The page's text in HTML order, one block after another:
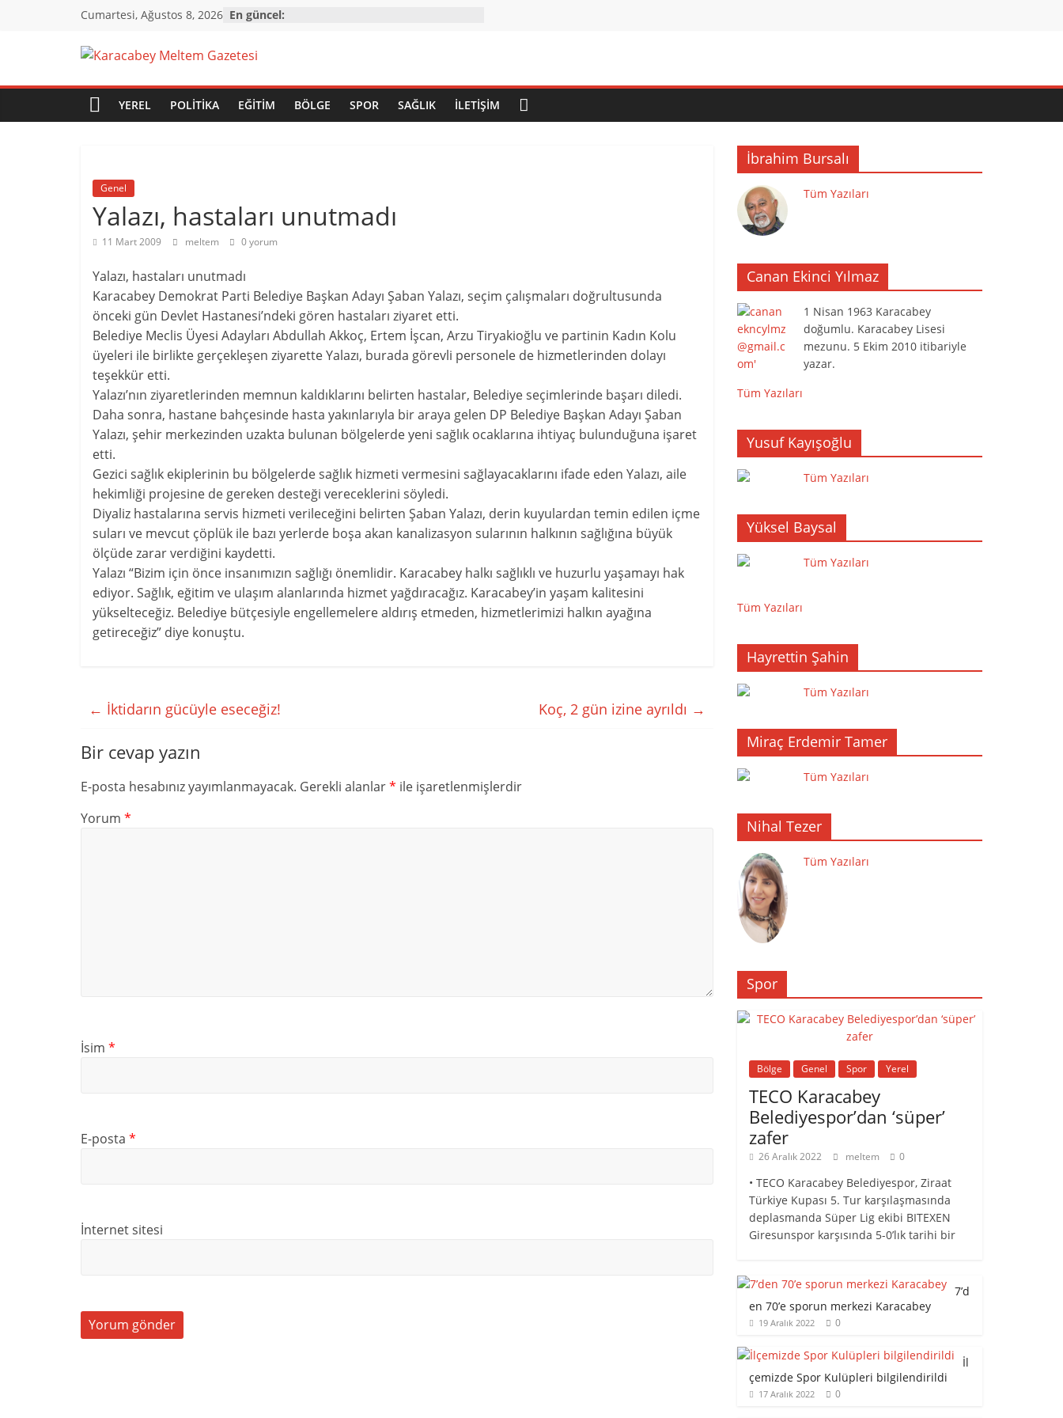
Cumartesi, Ağustos 8, 2026 En güncel:
Karacabey
Meltem
Karacabey'in
gözü,
YEREL POLITIKA EĞITIM BÖLGE SPOR SAĞLIK İLETIŞIM
Genel
Yalazı, hastaları unutmadı
11 Mart 2009 meltem 0 yorum
Yalazı, hastaları unutmadı
Karacabey Demokrat Parti Belediye Başkan Adayı Şaban Yalazı, seçim çalışmaları doğrultusunda
önceki gün Devlet Hastanesi’ndeki gören hastaları ziyaret etti.
Belediye Meclis Üyesi Adayları Abdullah Akkoç, Ertem İşcan, Arzu Tiryakioğlu ve partinin Kadın Kolu
üyeleri ile birlikte gerçekleşen ziyarette Yalazı, burada görevli personele de hizmetlerinden dolayı
teşekkür etti.
Yalazı’nın ziyaretlerinden memnun kaldıklarını belirten hastalar, Belediye seçimlerinde başarı diledi.
Daha sonra, hastane bahçesinde hasta yakınlarıyla bir araya gelen DP Belediye Başkan Adayı Şaban
Yalazı, şehir merkezinden uzakta bulunan bölgelerde yeni sağlık ocaklarına ihtiyaç bulunduğuna işaret
etti.
Gezici sağlık ekiplerinin bu bölgelerde sağlık hizmeti vermesini sağlayacaklarını ifade eden Yalazı, aile
hekimliği projesine de gereken desteği vereceklerini söyledi.
Diyaliz hastalarına servis hizmeti verileceğini belirten Şaban Yalazı, derin kuyulardan temin edilen içme
suları ve mevcut çöplük ile bazı yerlerde boşa akan kanalizasyon sularının halkının sağlığına büyük
ölçüde zarar verdiğini kaydetti.
Yalazı “Bizim için önce insanımızın sağlığı önemlidir. Karacabey halkı sağlıklı ve huzurlu yaşamayı hak
ediyor. Sağlık, eğitim ve ulaşım alanlarında hizmet yağdıracağız. Karacabey’in yaşam kalitesini
yükselteceğiz. Belediye bütçesiyle engellemelere aldırış etmeden, hizmetlerimizi halkın ayağına
getireceğiz” diye konuştu.
← İktidarın gücüyle eseceğiz! Koç, 2 gün izine ayrıldı →
Bir cevap yazın
E-posta hesabınız yayımlanmayacak. Gerekli alanlar* ile işaretlenmişlerdir
Yorum *
İsim *
E-posta *
İnternet sitesi
İbrahim Bursalı
Tüm Yazıları
Canan Ekinci Yılmaz
1 Nisan 1963 Karacabey
doğumlu. Karacabey Lisesi
mezunu. 5 Ekim 2010 itibariyle
yazar.
Tüm Yazıları
Yusuf Kayışoğlu
Tüm Yazıları
Yüksel Baysal
Tüm Yazıları
Tüm Yazıları
Hayrettin Şahin
Tüm Yazıları
Miraç Erdemir Tamer
Tüm Yazıları
Nihal Tezer
Tüm Yazıları
Spor
Bölge Genel Spor Yerel
TECO Karacabey
Belediyespor’dan ‘süper’
zafer
26 Aralık 2022 meltem 0
• TECO Karacabey Belediyespor, Ziraat
Türkiye Kupası 5. Tur karşılaşmasında
deplasmanda Süper Lig ekibi BITEXEN
Giresunspor karşısında 5-0’lık tarihi bir
7’d
en 70’e sporun merkezi Karacabey
19 Aralık 2022 0
İl
çemizde Spor Kulüpleri bilgilendirildi
17 Aralık 2022 0